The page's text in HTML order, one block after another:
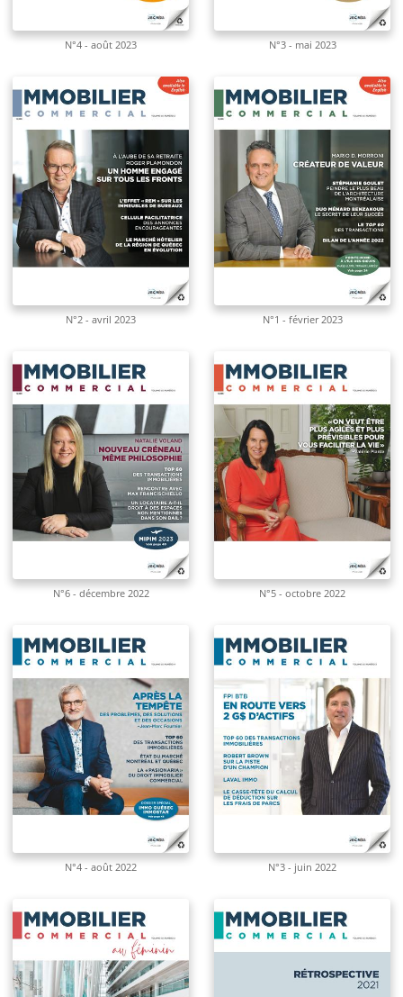
N°4 - août 2023 N°3 - mai 2023
N°2 - avril 2023 N°1 - février 2023
N°6 - décembre 2022 N°5 - octobre 2022
N°4 - août 2022 N°3 - juin 2022